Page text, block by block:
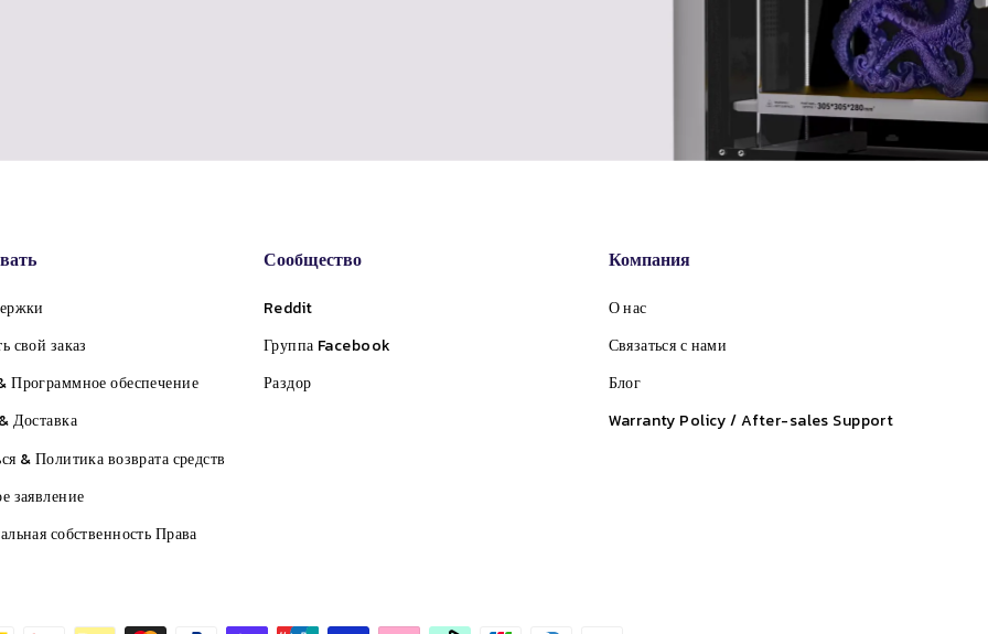
свой заказ
Программное обеспечение
Доставка
& Политика возврата средств
заявление
собственность Права
Сообщество
Reddit
Группа Facebook
Раздор
Компания
О нас
Связаться с нами
Блог
Warranty Policy / After-sales Support